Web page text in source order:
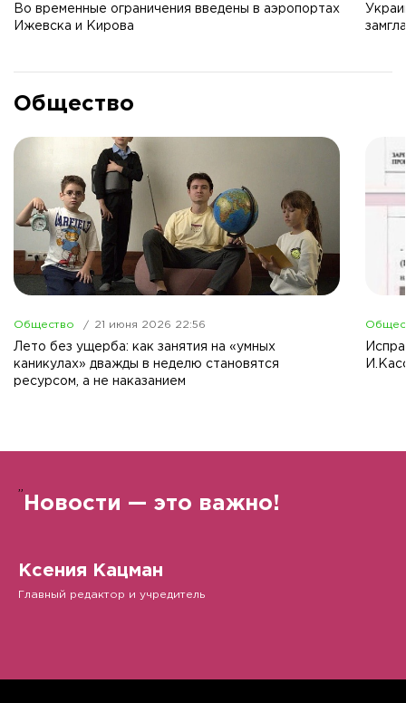
Во временные ограничения введены в аэропортах
Ижевска и Кирова
Общество
Общество 21 июня 2026 22:56
Лето без ущерба: как занятия на «умных
каникулах» дважды в неделю становятся
ресурсом, а не наказанием
Новости — это важно!
Ксения Кацман
Главный редактор и учредитель